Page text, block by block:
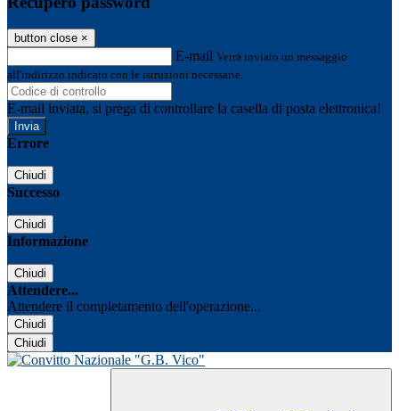
button close ×
E-mail Verrà inviato un messaggio
all'indirizzo indicato con le istruzioni necessarie.
E-mail inviata, si prega di controllare la casella di posta elettronica!
Errore
Chiudi
Successo
Chiudi
Informazione
Chiudi
Attendere...
Attendere il completamento dell'operazione...
Chiudi
Chiudi